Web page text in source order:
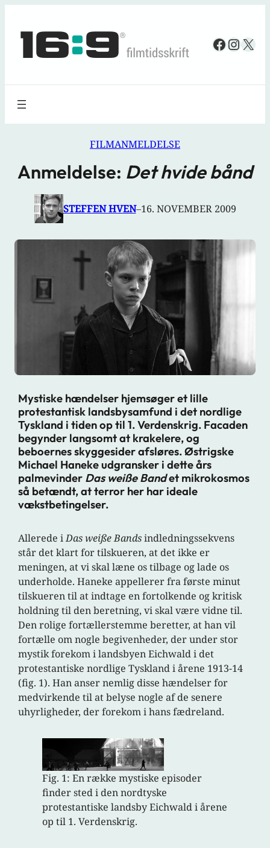
indhold
X
FILMANMELDELSE
Anmeldelse: Det hvide bånd
STEFFEN HVEN–16. NOVEMBER 2009
Mystiske hændelser hjemsøger et lille
protestantisk landsbysamfund i det nordlige
Tyskland i tiden op til 1. Verdenskrig. Facaden
begynder langsomt at krakelere, og
beboernes skyggesider afsløres. Østrigske
Michael Haneke udgransker i dette års
palmevinder Das weiße Bandet mikrokosmos
så betændt, at terror her har ideale
vækstbetingelser.
Allerede iDas weiße Bandsindledningssekvens
står det klart for tilskueren, at det ikke er
meningen, at vi skal læne os tilbage og lade os
underholde. Haneke appellerer fra første minut
tilskueren til at indtage en fortolkende og kritisk
holdning til den beretning, vi skal være vidne til.
Den rolige fortællerstemme beretter, at han vil
fortælle om nogle begivenheder, der under stor
mystik forekom i landsbyen Eichwald i det
protestantiske nordlige Tyskland i årene 1913-14
(fig. 1). Han anser nemlig disse hændelser for
medvirkende til at belyse nogle af de senere
uhyrligheder, der forekom i hans fædreland.
Fig. 1: En række mystiske episoder
finder sted i den nordtyske
protestantiske landsby Eichwald i årene
op til 1. Verdenskrig.